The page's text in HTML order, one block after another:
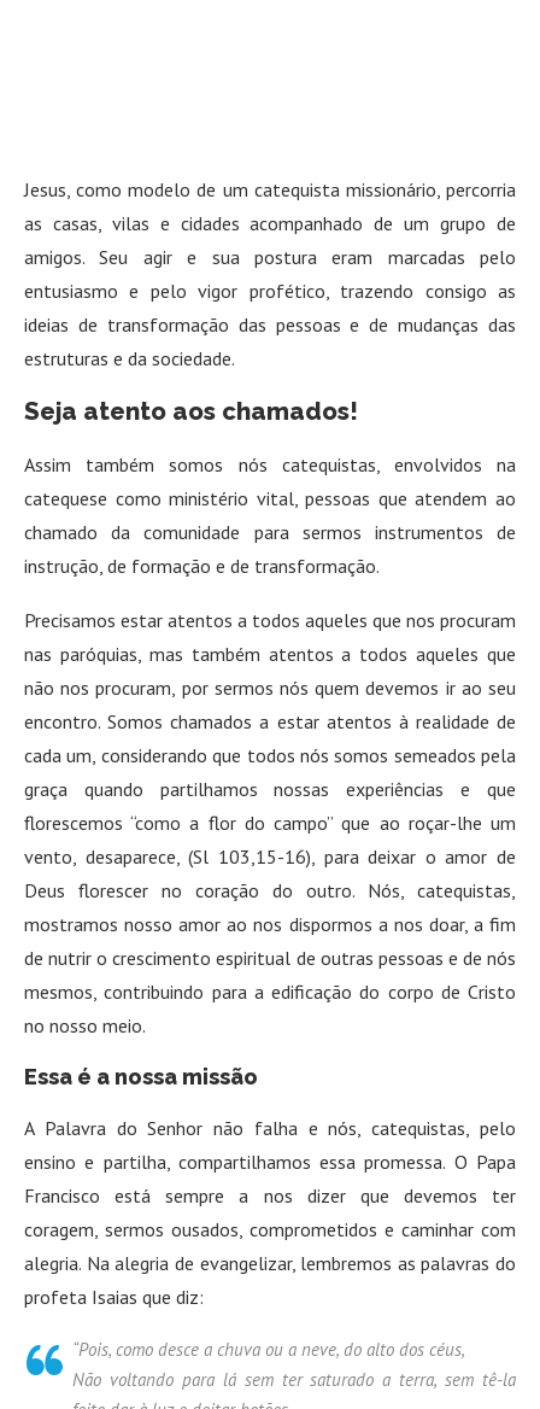
Jesus, como modelo de um catequista missionário, percorria
as casas, vilas e cidades acompanhado de um grupo de
amigos. Seu agir e sua postura eram marcadas pelo
entusiasmo e pelo vigor profético, trazendo consigo as
ideias de transformação das pessoas e de mudanças das
estruturas e da sociedade.
Seja atento aos chamados!
Assim também somos nós catequistas, envolvidos na
catequese como ministério vital, pessoas que atendem ao
chamado da comunidade para sermos instrumentos de
instrução, de formação e de transformação.
Precisamos estar atentos a todos aqueles que nos procuram
nas paróquias, mas também atentos a todos aqueles que
não nos procuram, por sermos nós quem devemos ir ao seu
encontro. Somos chamados a estar atentos à realidade de
cada um, considerando que todos nós somos semeados pela
graça quando partilhamos nossas experiências e que
florescemos “como a flor do campo” que ao roçar-lhe um
vento, desaparece, (Sl 103,15-16), para deixar o amor de
Deus florescer no coração do outro. Nós, catequistas,
mostramos nosso amor ao nos dispormos a nos doar, a fim
de nutrir o crescimento espiritual de outras pessoas e de nós
mesmos, contribuindo para a edificação do corpo de Cristo
no nosso meio.
Essa é a nossa missão
A Palavra do Senhor não falha e nós, catequistas, pelo
ensino e partilha, compartilhamos essa promessa. O Papa
Francisco está sempre a nos dizer que devemos ter
coragem, sermos ousados, comprometidos e caminhar com
alegria. Na alegria de evangelizar, lembremos as palavras do
profeta Isaias que diz:
“Pois, como desce a chuva ou a neve, do alto dos céus,
Não voltando para lá sem ter saturado a terra, sem tê-la